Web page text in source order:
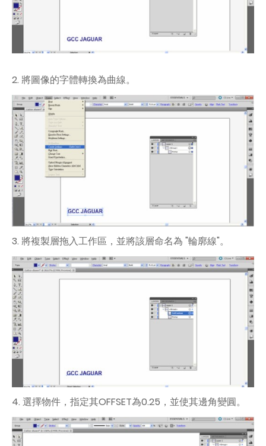
2. 將圖像的字體轉換為曲線。
3. 將複製層拖入工作區，並將該層命名為 "輪廓線"。
4. 選擇物件，指定其OFFSET為0.25，並使其邊角變圓。